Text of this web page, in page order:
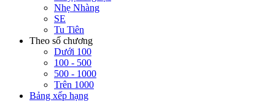
Nhẹ Nhàng
SE
Tu Tiên
Theo số chương
Dưới 100
100 - 500
500 - 1000
Trên 1000
Bảng xếp hạng